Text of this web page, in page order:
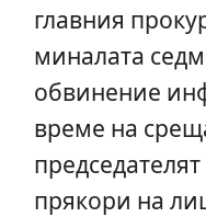
главния
миналата
обвинение
време на
прякори на